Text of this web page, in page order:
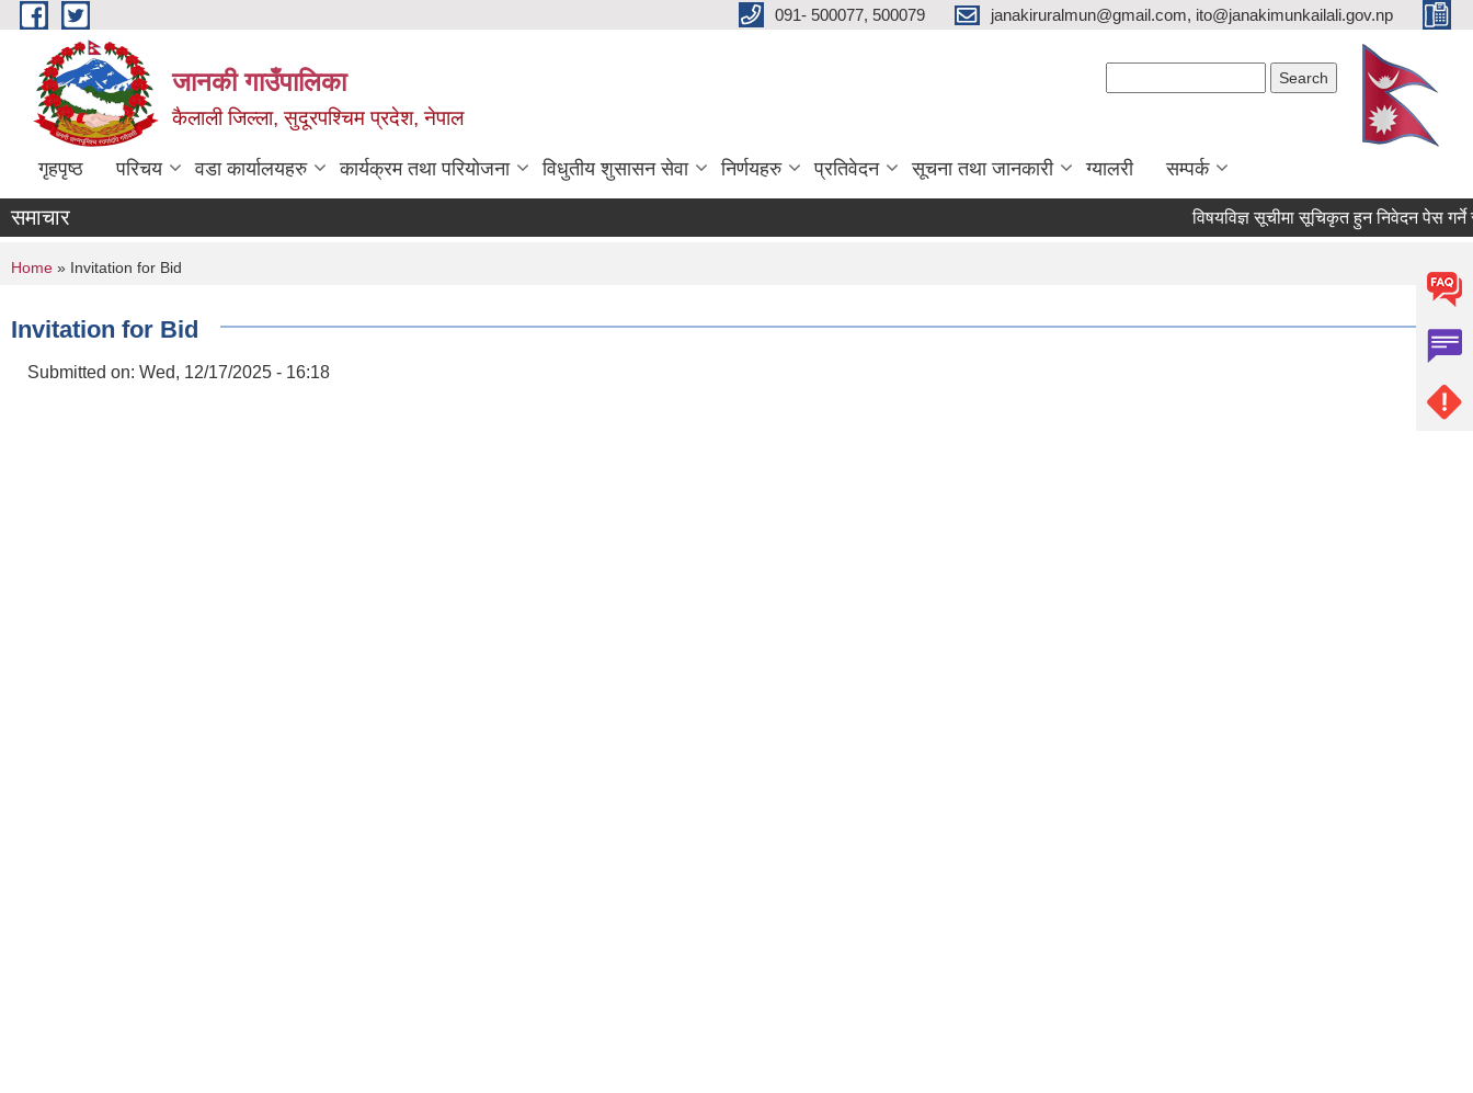
Skip to main content 091- 500077, 500079 janakiruralmun@gmail.com, ito@janakimunkailali.gov.np
जानकी गाउँपालिका
कैलाली जिल्ला, सुदूरपश्चिम प्रदेश, नेपाल
गृहपृष्ठ परिचय वडा कार्यालयहरु कार्यक्रम तथा परियोजना विधुतीय शुसासन सेवा निर्णयहरु प्रतिवेदन सूचना तथा जानकारी ग्यालरी सम्पर्क
समाचार विषयविज्ञ सूचीमा सूचिकृत हुन निवेदन पेस गर्ने
You are here
Home » Invitation for Bid
Invitation for Bid
Submitted on: Wed, 12/17/2025 - 16:18